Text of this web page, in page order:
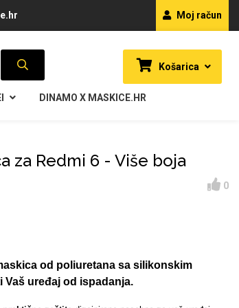
Moj račun
Košarica
DINAMO X MASKICE.HR
za Redmi 6 - Više boja
0
od poliuretana sa silikonskim
uređaj od ispadanja.